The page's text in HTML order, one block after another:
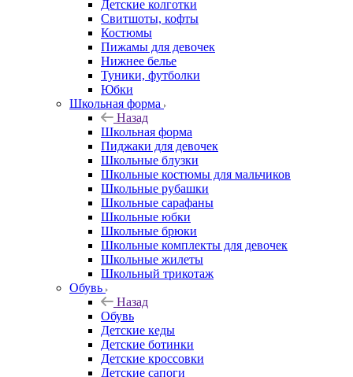
Детские колготки
Свитшоты, кофты
Костюмы
Пижамы для девочек
Нижнее белье
Туники, футболки
Юбки
Школьная форма
Назад
Школьная форма
Пиджаки для девочек
Школьные блузки
Школьные костюмы для мальчиков
Школьные рубашки
Школьные сарафаны
Школьные юбки
Школьные брюки
Школьные комплекты для девочек
Школьные жилеты
Школьный трикотаж
Обувь
Назад
Обувь
Детские кеды
Детские ботинки
Детские кроссовки
Детские сапоги